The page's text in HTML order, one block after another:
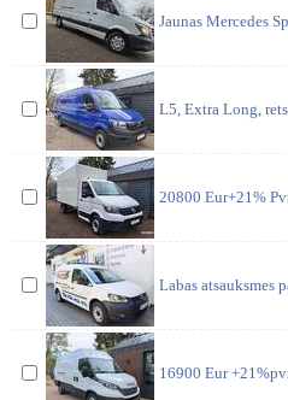
Jaunas Mercedes
L5, Extra Long,
20800 Eur+21%
Labas atsauksmes
16900 Eur